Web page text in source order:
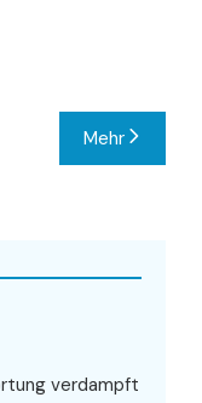
Mehr
verdampft